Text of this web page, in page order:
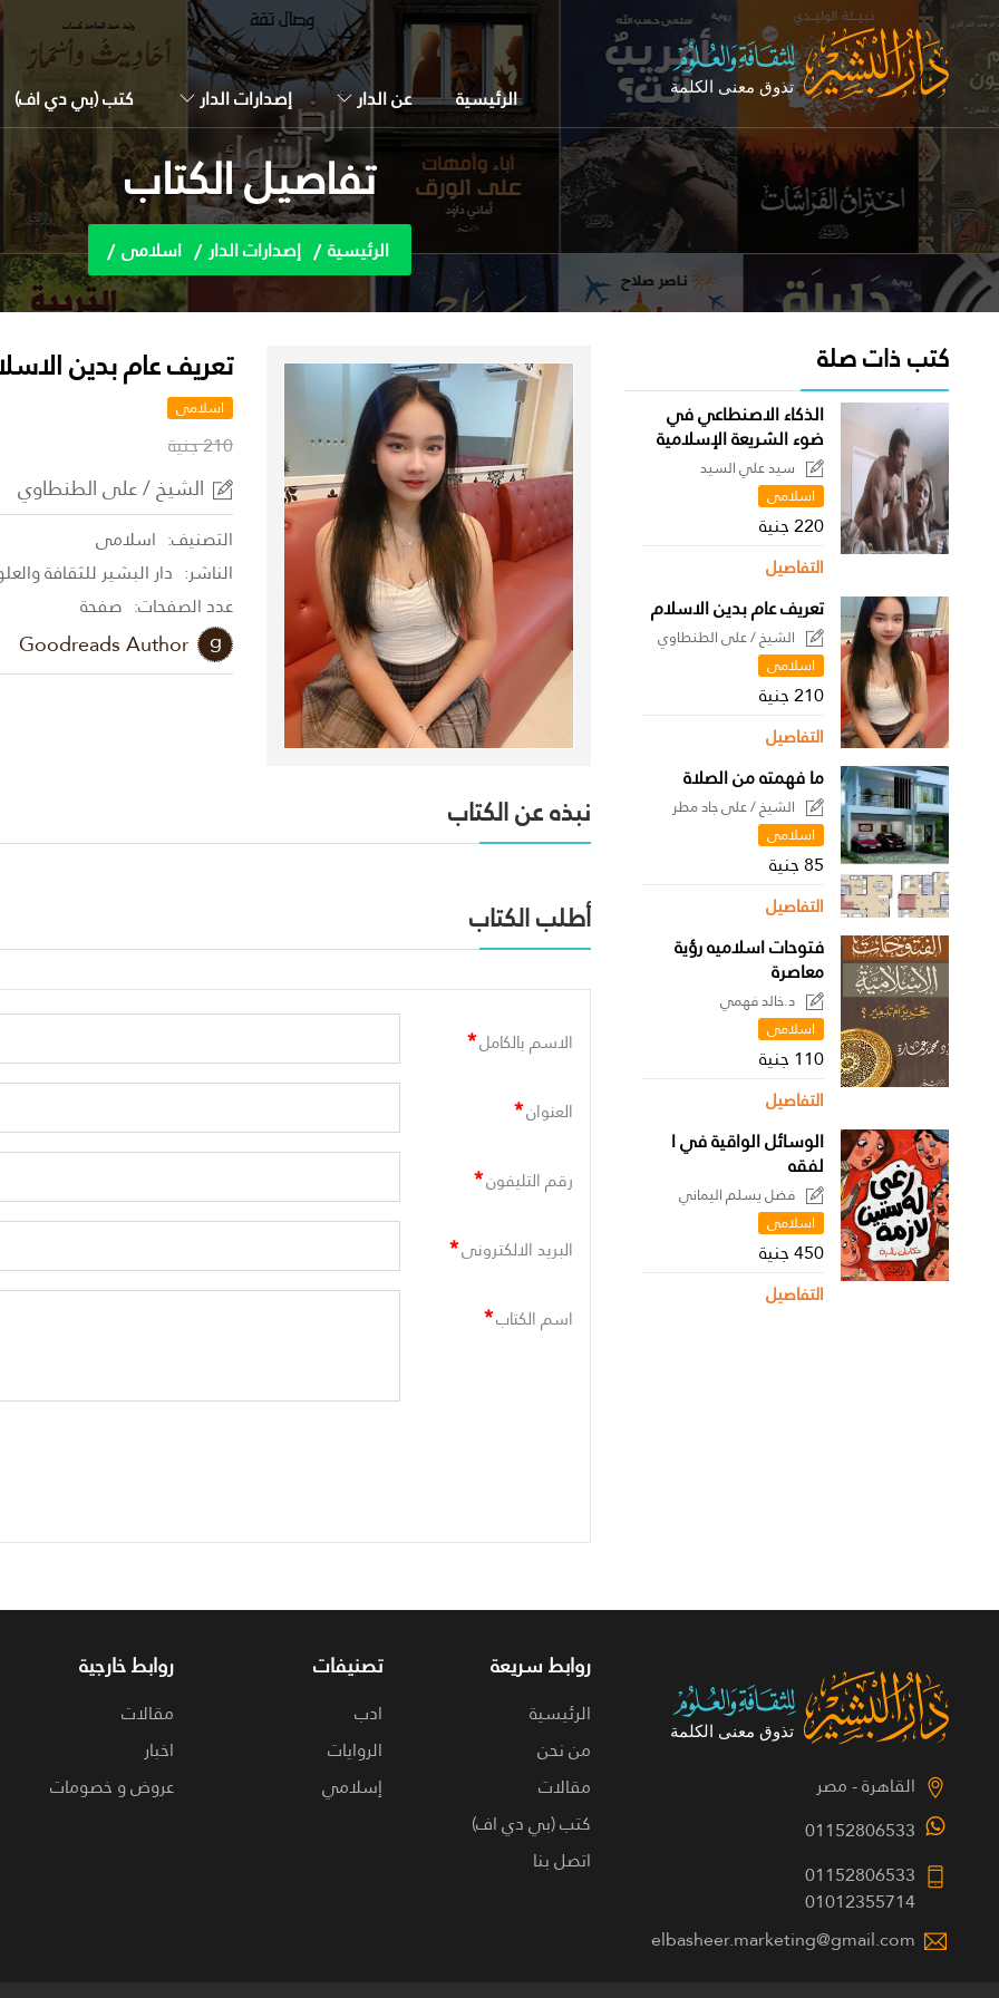
الرئيسية عن الدار إصدارات الدار كتب (بي دي اف)
تفاصيل الكتاب
الرئيسية إصدارات الدار اسلامى
كتب ذات صلة
الذكاء الاصنطاعي في
ضوء الشريعة الإسلامية
سيد علي السيد
اسلامى
220 جنية
التفاصيل
تعريف عام بدين الاسلام
الشيخ / على الطنطاوي
اسلامى
210 جنية
التفاصيل
ما فهمته من الصلاة
الشيخ / على جاد مطر
اسلامى
85 جنية
التفاصيل
فتوحات اسلاميه رؤية
معاصرة
د.خالد فهمي
اسلامى
110 جنية
التفاصيل
الوسائل الواقية في ا
لفقه
فضل يسلم اليماني
اسلامى
450 جنية
التفاصيل
تعريف عام بدين
اسلامى
210 جنية
الشيخ / على الطنطاوي
التصنيف: اسلامى
الناشر: دار البشير للثقافة
عدد الصفحات: صفحة
Goodreads Author
نبذه عن الكتاب
أطلب الكتاب
الاسم بالكامل*
العنوان*
رقم التليفون*
البريد الالكترونى*
اسم الكتاب*
القاهرة - مصر
01152806533
01152806533
01012355714
elbasheer.marketing@gmail.com
روابط سريعة
الرئيسية
من نحن
مقالات
كتب (بي دي اف)
اتصل بنا
تصنيفات
ادب
الروايات
إسلامي
روابط خارجية
مقالات
اخبار
عروض و خصومات